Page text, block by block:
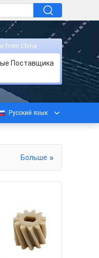
from China
Поставщика
Русский язык
Больше »